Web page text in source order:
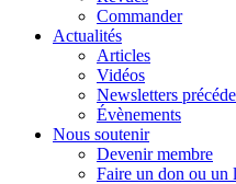
Commander
Actualités
Articles
Vidéos
Newsletters
Évènements
Nous soutenir
Devenir membre
Faire un don ou un